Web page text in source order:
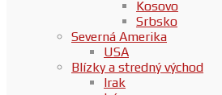
Kosovo
Srbsko
Severná Amerika
USA
Blízky a stredný východ
Irak